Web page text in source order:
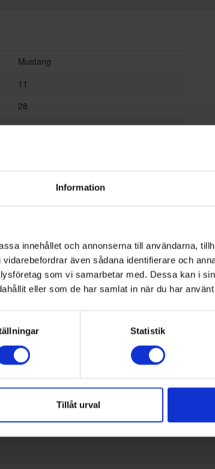
Information
innehållet och annonserna till användarna,
även sådana identifierare och
som vi samarbetar med. Dessa kan i
eller som de har samlat in när du har
Statistik
Tillåt urval
Mustang
11
28
34
Campingspis
Ja
1